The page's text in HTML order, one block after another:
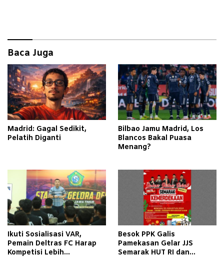
Baca Juga
Madrid: Gagal Sedikit,
Pelatih Diganti
Bilbao Jamu Madrid, Los
Blancos Bakal Puasa
Menang?
Ikuti Sosialisasi VAR,
Pemain Deltras FC Harap
Kompetisi Lebih
Besok PPK Galis
Pamekasan Gelar JJS
Semarak HUT RI dan